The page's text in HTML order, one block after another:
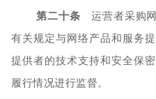
第二十条 运营者采购
有关规定与网络产品和服务
提供者的技术支持和安全保
履行情况进行监督。